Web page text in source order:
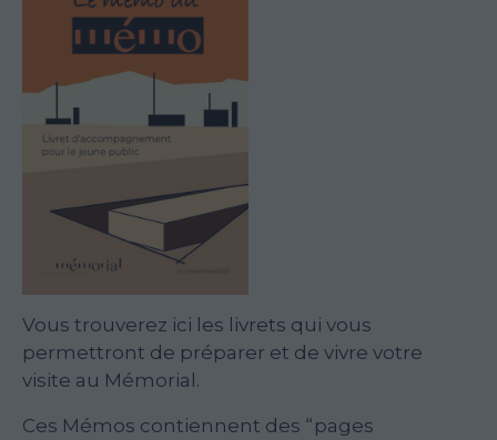
Vous trouverez ici les livrets qui vous
permettront de préparer et de vivre votre
visite au Mémorial.
Ces Mémos contiennent des “pages